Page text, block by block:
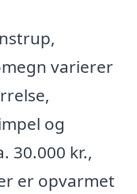
varierer
og
30.000 kr.,
er opvarmet